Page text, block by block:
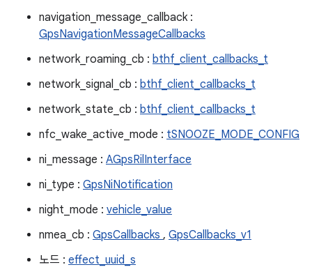
navigation_message_callback :
GpsNavigationMessageCallbacks
network_roaming_cb : bthf_client_callbacks_t
network_signal_cb : bthf_client_callbacks_t
network_state_cb : bthf_client_callbacks_t
nfc_wake_active_mode : tSNOOZE_MODE_CONFIG
ni_message : AGpsRilInterface
ni_type : GpsNiNotification
night_mode : vehicle_value
nmea_cb : GpsCallbacks , GpsCallbacks_v1
노드 : effect_uuid_s